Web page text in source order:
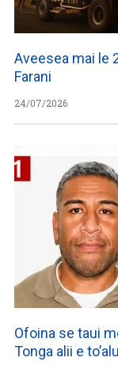
Aveesea mai le
Farani
24/07/2026
Ofoina se taui
Tonga alii e